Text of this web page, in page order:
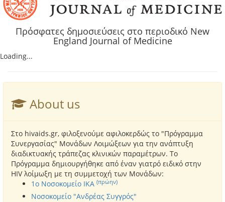
Πρόσφατες δημοσιεύσεις στο περιοδικό New
England Journal of Medicine
Loading...
About us
Στο hivaids.gr, φιλοξενούμε αφιλοκερδώς το "Πρόγραμμα
Συνεργασίας" Μονάδων Λοιμώξεων για την ανάπτυξη
διαδικτυακής τράπεζας κλινικών παραμέτρων. Το
Πρόγραμμα δημιουργήθηκε από έναν γιατρό ειδικό στην
HIV λοίμωξη με τη συμμετοχή των Μονάδων:
1o Νοσοκομείο ΙΚΑ (πρώην)
Νοσοκομείο "Ανδρέας Συγγρός"